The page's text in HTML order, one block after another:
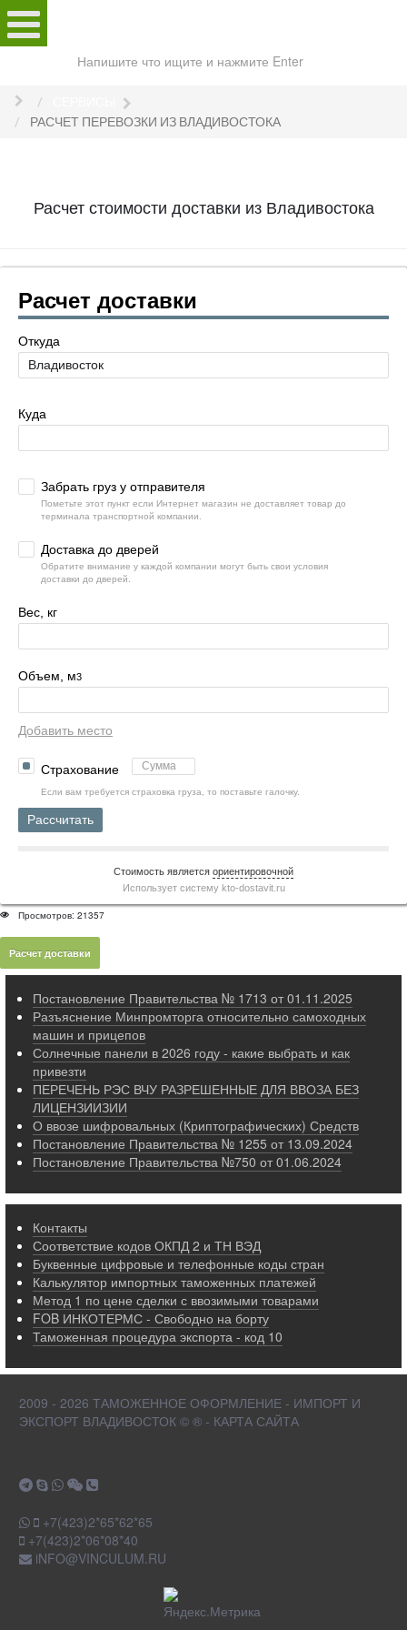
сайту
РАСЧЕТ ПЕРЕВОЗКИ ИЗ ВЛАДИВОСТОКА
Расчет стоимости доставки из Владивостока
Расчет доставки
Откуда
Куда
Забрать груз у отправителя
Пометьте этот пункт если Интернет магазин не доставляет товар до
терминала транспортной компании.
Доставка до дверей
Обратите внимание у каждой компании могут быть свои условия
доставки до дверей.
Вес, кг
Объем, м3
Добавить место
Страхование
Если вам требуется страховка груза, то поставьте галочку.
Рассчитать
Стоимость является ориентировочной
Использует систему kto-dostavit.ru
Просмотров: 21357
Расчет доставки
Постановление Правительства № 1713 от 01.11.2025
Разъяснение Минпромторга относительно самоходных
машин и прицепов
Солнечные панели в 2026 году - какие выбрать и как
привезти
ПЕРЕЧЕНЬ РЭС ВЧУ РАЗРЕШЕННЫЕ ДЛЯ ВВОЗА БЕЗ
ЛИЦЕНЗИИЗИИ
О ввозе шифровальных (Криптографических) Средств
Постановление Правительства № 1255 от 13.09.2024
Постановление Правительства №750 от 01.06.2024
Контакты
Соответствие кодов ОКПД 2 и ТН ВЭД
Буквенные цифровые и телефонные коды стран
Калькулятор импортных таможенных платежей
Метод 1 по цене сделки с ввозимыми товарами
FOB ИНКОТЕРМС - Свободно на борту
Таможенная процедура экспорта - код 10
2009 - 2026 ТАМОЖЕННОЕ ОФОРМЛЕНИЕ - ИМПОРТ И
ЭКСПОРТ ВЛАДИВОСТОК © ® - КАРТА САЙТА
+7(423)2*65*62*65
+7(423)2*06*08*40
iNFO@VINCULUM.RU